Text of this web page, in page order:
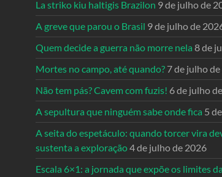
La striko kiu haltigis Brazilon 9 de julho de
A greve que parou o Brasil 9 de julho de
Quem decide a guerra não morre nela 8 de
Mortes no campo, até quando? 7 de julho
Não tem pás? Cavem com fuzis! 6 de julho
A sepultura que ninguém sabe onde fica 5
A seita do espetáculo: quando torcer vira
sustenta a exploração4 de julho de 2026
Escala 6×1: a jornada que expõe os limites